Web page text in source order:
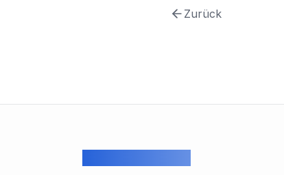
Zurück